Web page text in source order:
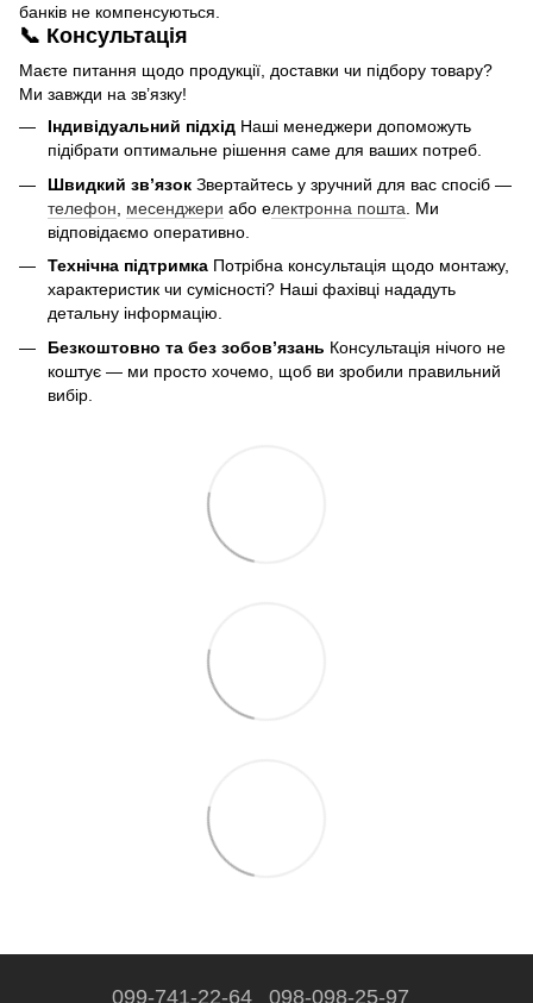
банків не компенсуються.
📞 Консультація
Маєте питання щодо продукції, доставки чи підбору товару?
Ми завжди на зв’язку!
Індивідуальний підхід Наші менеджери допоможуть
підібрати оптимальне рішення саме для ваших потреб.
Швидкий зв’язок Звертайтесь у зручний для вас спосіб —
телефон
месенджери або електронна пошта . Ми
відповідаємо оперативно.
Технічна підтримка Потрібна консультація щодо монтажу,
характеристик чи сумісності? Наші фахівці нададуть
детальну інформацію.
Безкоштовно та без зобов’язань Консультація нічого не
коштує — ми просто хочемо, щоб ви зробили правильний
вибір.
099-741-22-64 098-098-25-97